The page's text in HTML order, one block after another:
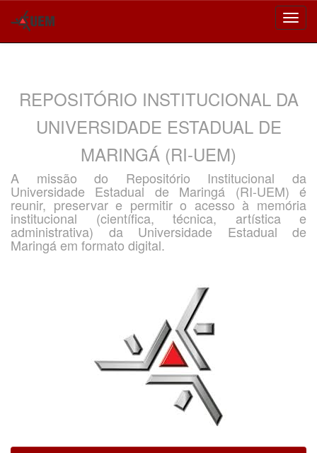
REPOSITÓRIO INSTITUCIONAL DA
UNIVERSIDADE ESTADUAL DE
MARINGÁ (RI-UEM)
A missão do Repositório Institucional da
Universidade Estadual de Maringá (RI-UEM) é
reunir, preservar e permitir o acesso à memória
institucional (científica, técnica, artística e
administrativa) da Universidade Estadual de
Maringá em formato digital.